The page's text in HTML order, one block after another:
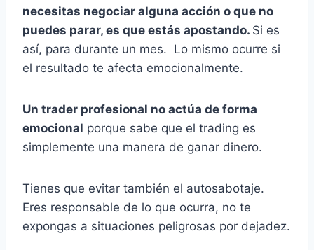
necesitas negociar alguna acción o que no
puedes parar, es que estás apostando. Si es
así, para durante un mes. Lo mismo ocurre si
el resultado te afecta emocionalmente.
Un trader profesional no actúa de forma
emocional porque sabe que el trading es
simplemente una manera de ganar dinero.
Tienes que evitar también el autosabotaje.
Eres responsable de lo que ocurra, no te
expongas a situaciones peligrosas por dejadez.